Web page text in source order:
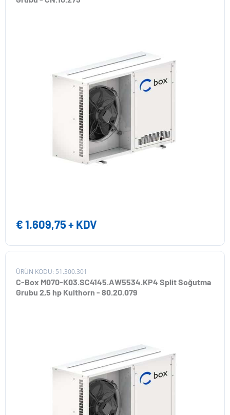
€1.609,75+ KDV
ÜRÜN KODU: 51.300.301
C-Box M070-K03.SC4145.AW5534.KP4 Split Soğutma
Grubu 2,5 hp Kulthorn - 80.20.079